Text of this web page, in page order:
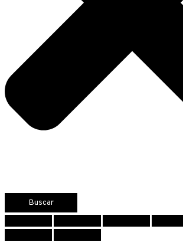
Buscar